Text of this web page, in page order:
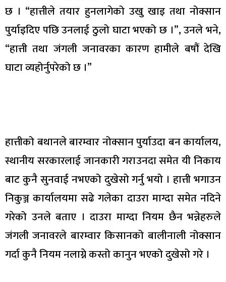
छ । “हात्तीले तयार हुनलागेको उखु खाइ तथा नोक्सान
पुर्याइदिए पछि उनलाई ठुलो घाटा भएको छ ।”, उनले भने,
“हात्ती तथा जंगली जनावरका कारण हामीले बषौं देखि
घाटा व्यहोर्नुपरेको छ ।”
हात्तीको बथानले बारम्वार नोक्सान पुर्याउदा बन कार्यालय,
स्थानीय सरकारलाई जानकारी गराउनदा समेत यी निकाय
बाट कुनै सुनवाई नभएको दुखेसो गर्नु भयो । हात्ती भगाउन
निकुञ्ज कार्यालयमा सढे गलेका दाउरा माग्दा समेत नदिने
गरेको उनले बताए । दाउरा माग्दा नियम छैन भन्नेहरुले
जंगली जनावरले बारम्वार किसानको बालीनाली नोक्सान
गर्दा कुनै नियम नलाग्ने कस्तो कानुन भएको दुखेसो गरे ।